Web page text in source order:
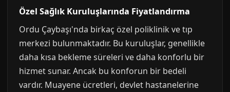
Özel Sağlık Kuruluşlarında Fiyatlandırma
Ordu Çaybaşı'nda birkaç özel poliklinik ve tıp
merkezi bulunmaktadır. Bu kuruluşlar, genellikle
daha kısa bekleme süreleri ve daha konforlu bir
hizmet sunar. Ancak bu konforun bir bedeli
vardır. Muayene ücretleri, devlet hastanelerine